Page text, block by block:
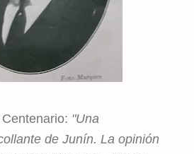
"Una
de Junín. La opinión